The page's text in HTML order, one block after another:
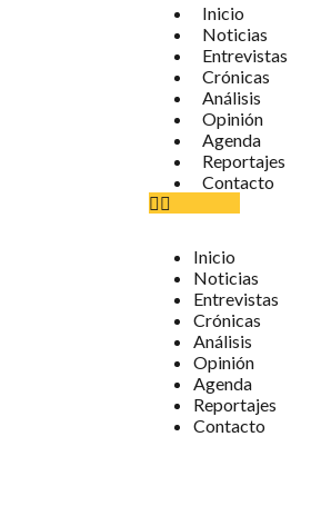
Inicio
Noticias
Entrevistas
Crónicas
Análisis
Opinión
Agenda
Reportajes
Contacto
Inicio
Noticias
Entrevistas
Crónicas
Análisis
Opinión
Agenda
Reportajes
Contacto